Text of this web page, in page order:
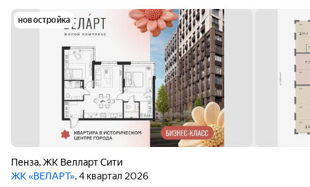
новостройка
Пенза,ЖК Велларт Сити
ЖК «ВЕЛАРТ», 4 квартал 2026